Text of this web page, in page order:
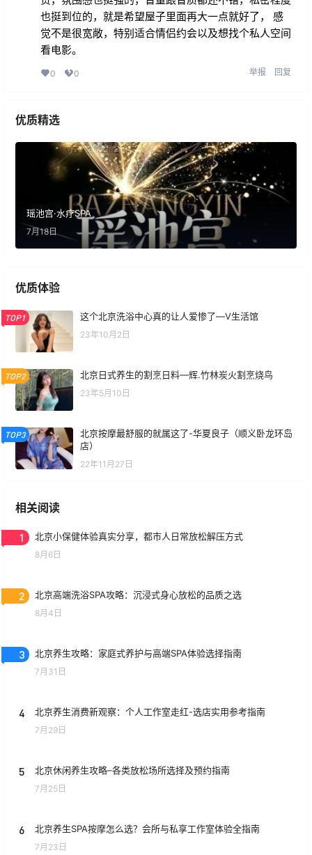
也挺到位的，就是希望屋子里面再大一点就好了， 感
觉不是很宽敞，特别适合情侣约会以及想找个私人空间
看电影。
0 0 举报 回复
优质精选
瑶池宫·水疗SPA
7月18日
优质体验
TOP1 这个北京洗浴中心真的让人爱惨了—V生活馆
23年10月2日
TOP2 北京日式养生的割烹日料—辉.竹林炭火割烹烧鸟
23年5月10日
TOP3
北京按摩最舒服的就属这了-华夏良子（顺义卧龙环岛
店）
22年11月27日
相关阅读
1 北京小保健体验真实分享，都市人日常放松解压方式
8月6日
2 北京高端洗浴SPA攻略：沉浸式身心放松的品质之选
8月4日
3 北京养生攻略：家庭式养护与高端SPA体验选择指南
7月31日
4 北京养生消费新观察：个人工作室走红-选店实用参考指南
7月29日
5 北京休闲养生攻略–各类放松场所选择及预约指南
7月25日
6 北京养生SPA按摩怎么选？会所与私享工作室体验全指南
7月23日